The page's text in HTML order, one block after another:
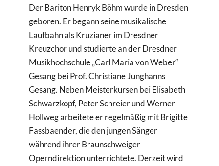
Der Bariton Henryk Böhm wurde in Dresden
geboren. Er begann seine musikalische
Laufbahn als Kruzianer im Dresdner
Kreuzchor und studierte an der Dresdner
Musikhochschule „Carl Maria von Weber“
Gesang bei Prof. Christiane Junghanns
Gesang. Neben Meisterkursen bei Elisabeth
Schwarzkopf, Peter Schreier und Werner
Hollweg arbeitete er regelmäßig mit Brigitte
Fassbaender, die den jungen Sänger
während ihrer Braunschweiger
Operndirektion unterrichtete. Derzeit wird